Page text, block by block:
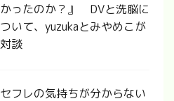
かったのか？』 DVと洗脳に
ついて、yuzukaとみやめこが
対談
セフレの気持ちが分からない